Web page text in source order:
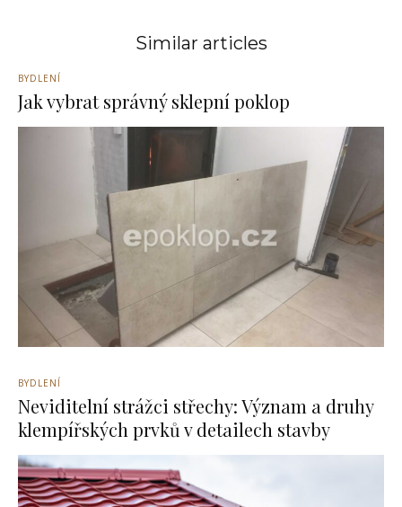
Similar articles
BYDLENÍ
Jak vybrat správný sklepní poklop
BYDLENÍ
Neviditelní strážci střechy: Význam a druhy
klempířských prvků v detailech stavby